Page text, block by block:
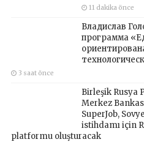
11 dakika önce
Владислав
программа
3 saat önce
Birleşik Rusya
Merkez
SuperJob,
istihdamı için
platformu oluşturacak